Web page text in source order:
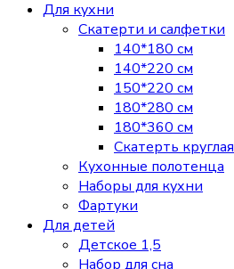
Для кухни
Скатерти и салфетки
140*180 см
140*220 см
150*220 см
180*280 см
180*360 см
Скатерть круглая
Кухонные полотенца
Наборы для кухни
Фартуки
Для детей
Детское 1,5
Набор для сна